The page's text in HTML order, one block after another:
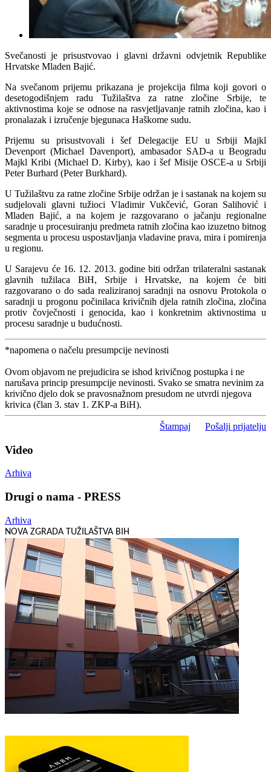
Svečanosti je prisustvovao i glavni državni odvjetnik Republike
Hrvatske Mladen Bajić.
Na svečanom prijemu prikazana je projekcija filma koji govori o
desetogodišnjem radu Tužilaštva za ratne zločine Srbije, te
aktivnostima koje se odnose na rasvjetljavanje ratnih zločina, kao i
pronalazak i izručenje bjegunaca Haškome sudu.
Prijemu su prisustvovali i šef Delegacije EU u Srbiji Majkl
Devenport (Michael Davenport), ambasador SAD-a u Beogradu
Majkl Kribi (Michael D. Kirby), kao i šef Misije OSCE-a u Srbiji
Peter Burhard (Peter Burkhard).
U Tužilaštvu za ratne zločine Srbije održan je i sastanak na kojem su
sudjelovali glavni tužioci Vladimir Vukčević, Goran Salihović i
Mladen Bajić, a na kojem je razgovarano o jačanju regionalne
saradnje u procesuiranju predmeta ratnih zločina kao izuzetno bitnog
segmenta u procesu uspostavljanja vladavine prava, mira i pomirenja
u regionu.
U Sarajevu će 16. 12. 2013. godine biti održan trilateralni sastanak
glavnih tužilaca BiH, Srbije i Hrvatske, na kojem će biti
razgovarano o do sada realiziranoj saradnji na osnovu Protokola o
saradnji u progonu počinilaca krivičnih djela ratnih zločina, zločina
protiv čovječnosti i genocida, kao i konkretnim aktivnostima u
procesu saradnje u budućnosti.
*napomena o načelu presumpcije nevinosti
Ovom objavom ne prejudicira se ishod krivičnog postupka i ne
narušava princip presumpcije nevinosti. Svako se smatra nevinim za
krivično djelo dok se pravosnažnom presudom ne utvrdi njegova
krivica (član 3. stav 1. ZKP-a BiH).
Štampaj Pošalji prijatelju
Video
Arhiva
Drugi o nama - PRESS
Arhiva
NOVA ZGRADA TUŽILAŠTVA BIH